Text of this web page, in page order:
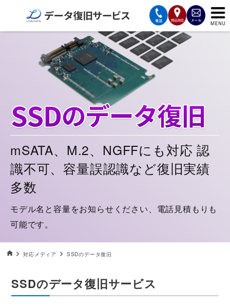
サービスの案内
復旧費用と納期
対応メディア
データ復旧事例
お客様の声
会社案内
mSATA、M.2、NGFFにも対応認
識不可、容量誤認識など復旧実績
多数
モデル名と容量をお知らせください、電話見積もりも
可能です。
データ復旧HOME
対応メディア SSDのデータ復旧
SSDのデータ復旧サービス